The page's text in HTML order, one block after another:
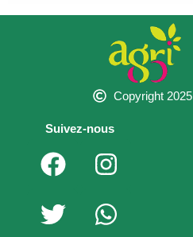
Copyright 2025
Suivez-nous
F
a
c
e
I
n
s
t
T
w
i
t
W
h
a
t